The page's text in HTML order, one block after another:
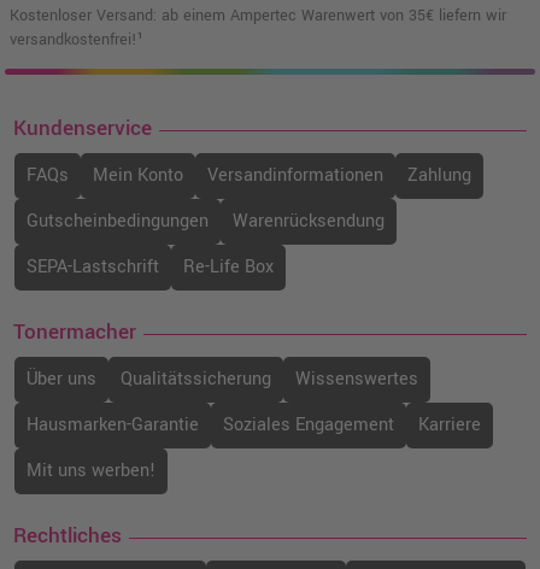
Kostenloser Versand: ab einem Ampertec Warenwert von 35€ liefern wir
versandkostenfrei!¹
Kundenservice
FAQs Mein Konto Versandinformationen
Zahlung
Gutscheinbedingungen
Warenrücksendung
SEPA-Lastschrift
Re-Life Box
Tonermacher
Über uns Qualitätssicherung
Wissenswertes
Hausmarken-Garantie
Soziales Engagement
Karriere
Mit uns werben!
Rechtliches